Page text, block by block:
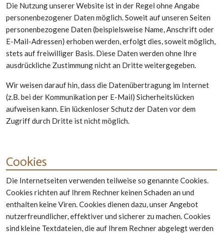
Die Nutzung unserer Website ist in der Regel ohne Angabe
personenbezogener Daten möglich. Soweit auf unseren Seiten
personenbezogene Daten (beispielsweise Name, Anschrift oder
E-Mail-Adressen) erhoben werden, erfolgt dies, soweit möglich,
stets auf freiwilliger Basis. Diese Daten werden ohne Ihre
ausdrückliche Zustimmung nicht an Dritte weitergegeben.
Wir weisen darauf hin, dass die Datenübertragung im Internet
(z.B. bei der Kommunikation per E-Mail) Sicherheitslücken
aufweisen kann. Ein lückenloser Schutz der Daten vor dem
Zugriff durch Dritte ist nicht möglich.
Cookies
Die Internetseiten verwenden teilweise so genannte Cookies.
Cookies richten auf Ihrem Rechner keinen Schaden an und
enthalten keine Viren. Cookies dienen dazu, unser Angebot
nutzerfreundlicher, effektiver und sicherer zu machen. Cookies
sind kleine Textdateien, die auf Ihrem Rechner abgelegt werden